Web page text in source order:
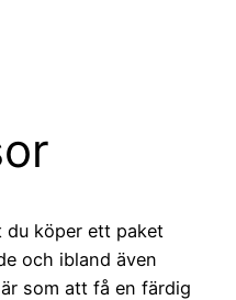
du köper ett paket
och ibland även
som att få en färdig